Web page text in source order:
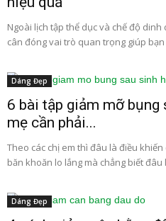
Ngoài lịch tập thể dục và chế độ
cân đóng vai trò quan trọng giúp
Dáng Đẹp
6 bài tập giảm mỡ bụng
mẹ cần phải...
Theo các chị em thì đâu là điều
băn khoăn lo lắng mà chẳng biết
Dáng Đẹp